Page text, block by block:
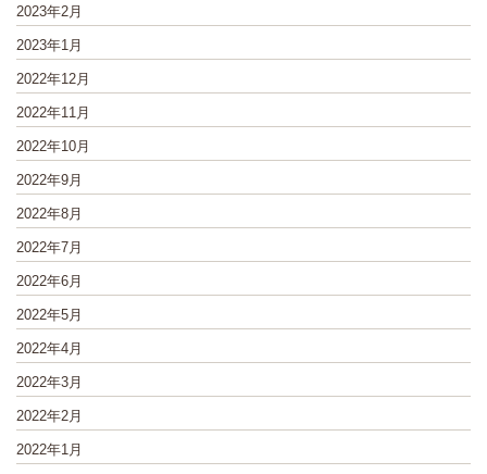
2023年2月
2023年1月
2022年12月
2022年11月
2022年10月
2022年9月
2022年8月
2022年7月
2022年6月
2022年5月
2022年4月
2022年3月
2022年2月
2022年1月